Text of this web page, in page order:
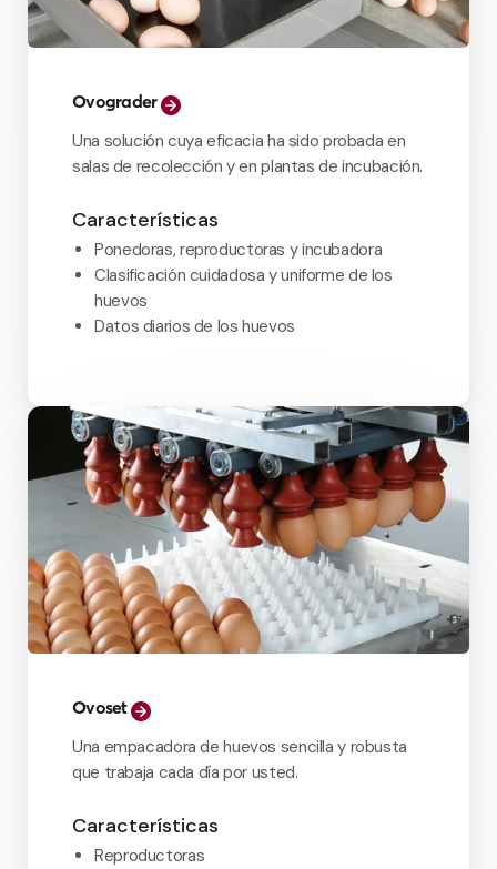
Ovograder
Una solución cuya eficacia ha sido probada en
salas de recolección y en plantas de incubación.
Características
Ponedoras, reproductoras y incubadora
Clasificación cuidadosa y uniforme de los
huevos
Datos diarios de los huevos
Ovoset
Una empacadora de huevos sencilla y robusta
que trabaja cada día por usted.
Características
Reproductoras